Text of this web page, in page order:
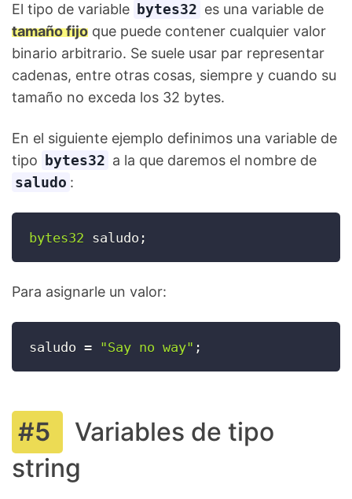
El tipo de variable bytes32 es una variable de
tamaño fijo que puede contener cualquier valor
binario arbitrario. Se suele usar par representar
cadenas, entre otras cosas, siempre y cuando su
tamaño no exceda los 32 bytes.
En el siguiente ejemplo definimos una variable de
tipo
bytes32 a la que daremos el nombre de
saludo :
bytes32 saludo ;
Para asignarle un valor:
saludo = "Say no way" ;
Variables de tipo
string